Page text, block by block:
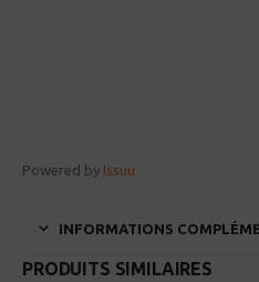
Powered by Issuu
INFORMATIONS
PRODUITS SIMILAIRES